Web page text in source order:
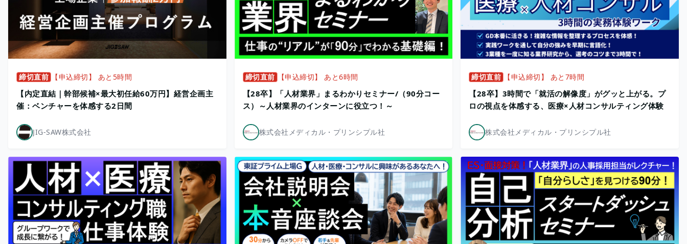
締切直前 【申込締切】 あと5時間
【内定直結｜幹部候補×最大初任給60万円】経営企画主
催：ベンチャーを体感する2日間
JIG-SAW株式会社
締切直前 【申込締切】 あと6時間
【28卒】「人材業界」まるわかりセミナー/（90分コー
ス）～人材業界のインターンに役立つ！～
株式会社メディカル・プリンシプル社
締切直前 【申込締切】 あと7時間
【28卒】3時間で「就活の解像度」がグッと上がる。プ
ロの視点を体感する、医療×人材コンサルティング体験
株式会社メディカル・プリンシプル社